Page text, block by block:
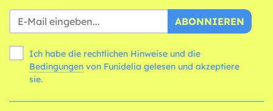
ABONNIEREN
Ich habe die rechtlichen Hinweise und die
Bedingungen
sie.